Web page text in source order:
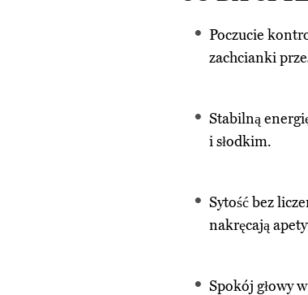
Poczucie
zachcianki
Stabilną
i słodkim.
Sytość bez
nakręcają
Spokój głowy